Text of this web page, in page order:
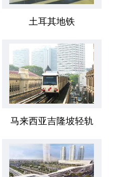
土耳其地铁
马来西亚吉隆坡轻轨